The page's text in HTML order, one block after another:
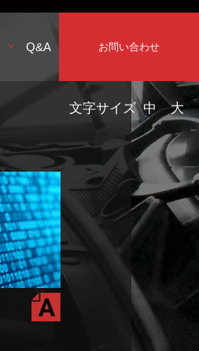
Q&A お問い合わせ
文字サイズ 中 大